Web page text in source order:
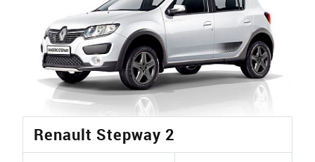
Renault Stepway 2